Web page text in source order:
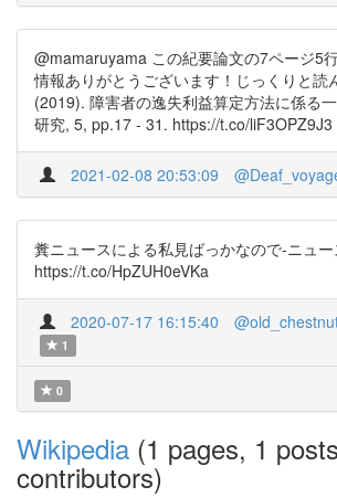
@mamaruyama この紀要論文の7ページ5
情報ありがとうございます！じっくりと読
(2019). 障害者の逸失利益算定方法に係る
研究, 5, pp.17 - 31. https://t.co/liF3OPZ9J3
2021-02-08 20:53:09
糞ニュースによる私見ばっかなので-ニュ
https://t.co/HpZUH0eVKa
2020-07-17 16:15:40
1
0
Wikipedia (1 pages, 1
contributors)